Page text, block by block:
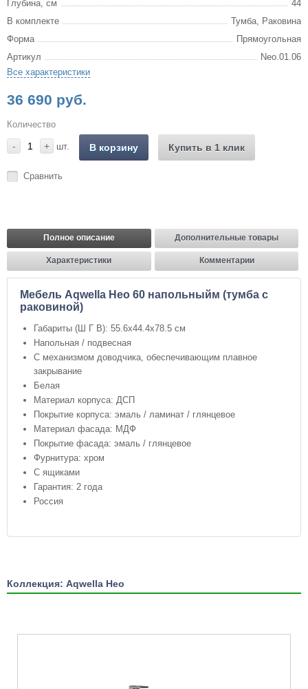
Глубина, см
44
В комплекте
Тумба, Раковина
Форма
Прямоугольная
Артикул
Neo.01.06
Все характеристики
36 690 руб.
Количество
- + шт. В корзину Купить в 1 клик
Сравнить
Полное описание Дополнительные товары
Характеристики Комментарии
Мебель Aqwella Нео 60 напольныйм (тумба с
раковиной)
Габариты (Ш Г В): 55.6x44.4x78.5 см
Напольная / подвесная
С механизмом доводчика, обеспечивающим плавное
закрывание
Белая
Материал корпуса: ДСП
Покрытие корпуса: эмаль / ламинат / глянцевое
Материал фасада: МДФ
Покрытие фасада: эмаль / глянцевое
Фурнитура: хром
С ящиками
Гарантия: 2 года
Россия
Коллекция: Aqwella Нео